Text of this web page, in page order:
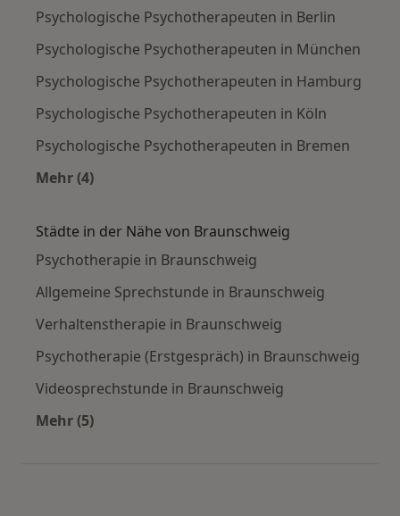
Psychologische Psychotherapeuten in Berlin
Psychologische Psychotherapeuten in München
Psychologische Psychotherapeuten in Hamburg
Psychologische Psychotherapeuten in Köln
Psychologische Psychotherapeuten in Bremen
Mehr (4)
Städte in der Nähe von Braunschweig
Psychotherapie in Braunschweig
Allgemeine Sprechstunde in Braunschweig
Verhaltenstherapie in Braunschweig
Psychotherapie (Erstgespräch) in Braunschweig
Videosprechstunde in Braunschweig
Mehr (5)